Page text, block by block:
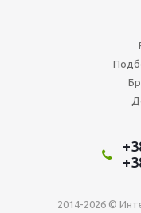
2014-2026 ©